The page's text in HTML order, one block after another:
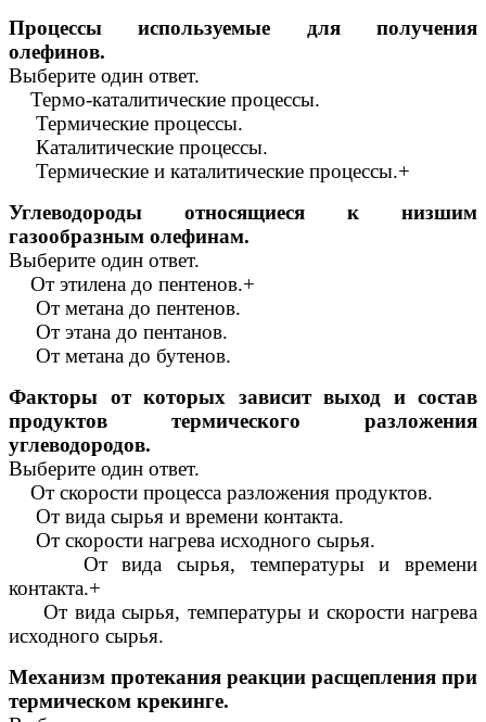
Процессы используемые для получения
олефинов.
Выберите один ответ.
Термо-каталитические процессы.
Термические процессы.
Каталитические процессы.
Термические и каталитические процессы.+
Углеводороды относящиеся к низшим
газообразным олефинам.
Выберите один ответ.
От этилена до пентенов.+
От метана до пентенов.
От этана до пентанов.
От метана до бутенов.
Факторы от которых зависит выход и состав
продуктов термического разложения
углеводородов.
Выберите один ответ.
От скорости процесса разложения продуктов.
От вида сырья и времени контакта.
От скорости нагрева исходного сырья.
От вида сырья, температуры и времени
контакта.+
От вида сырья, температуры и скорости нагрева
исходного сырья.
Механизм протекания реакции расщепления при
термическом крекинге.